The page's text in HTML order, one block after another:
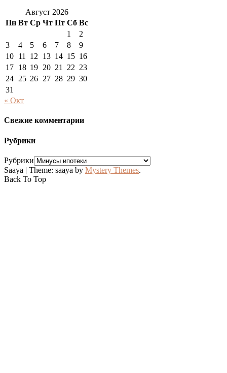
Август 2026
Пн Вт Ср Чт Пт Сб Вс
1
2
3
4 5 6 7 8
9
10 11 12 13 14 15 16
17 18 19 20 21 22 23
24 25 26 27 28 29 30
31
« Окт
Свежие комментарии
Рубрики
Рубрики
Saaya | Theme: saaya by Mystery Themes.
Back To Top